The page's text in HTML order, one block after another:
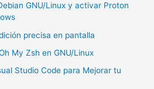
GNU/Linux y activar Proton
precisa en pantalla
My Zsh en GNU/Linux
Studio Code para Mejorar tu